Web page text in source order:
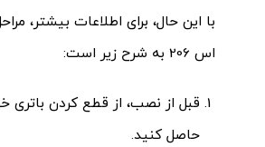
با این حال، برای اطلاعات بیشتر،
اس
قبل از نصب، از قطع کردن باتری
حاصل کنید.